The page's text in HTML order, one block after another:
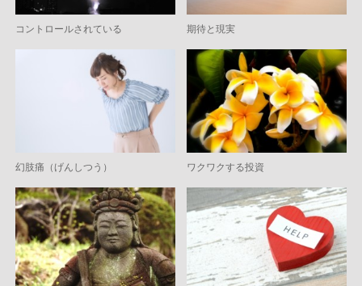
コントロールされている 期待と現実
幻肢痛（げんしつう） ワクワクする投資